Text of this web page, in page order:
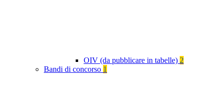
OIV (da pubblicare in tabelle) 2
Bandi di concorso 1